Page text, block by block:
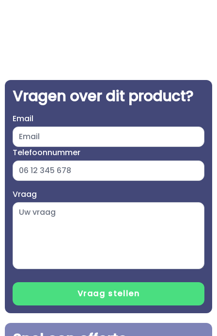
Vragen over dit product?
Email
Telefoonnummer
Vraag